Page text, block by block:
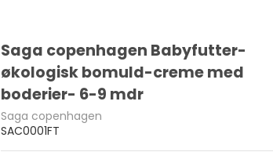
Saga copenhagen Babyfutter-
økologisk bomuld-creme med
boderier- 6-9 mdr
Saga copenhagen
SAC0001FT